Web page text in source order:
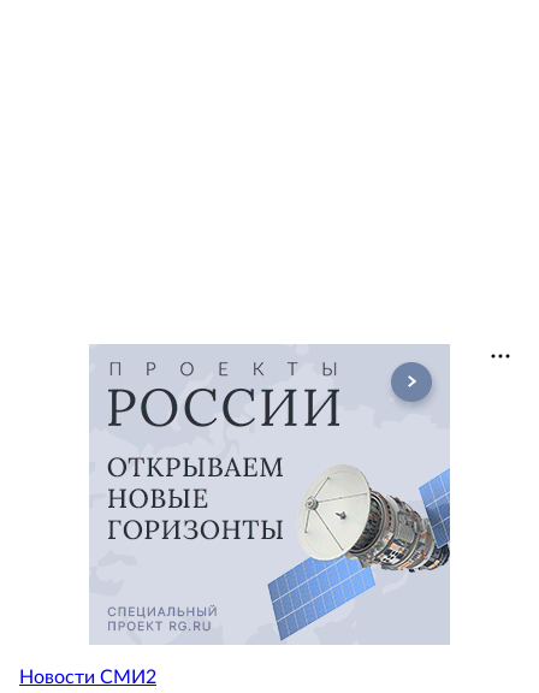
Новости СМИ2